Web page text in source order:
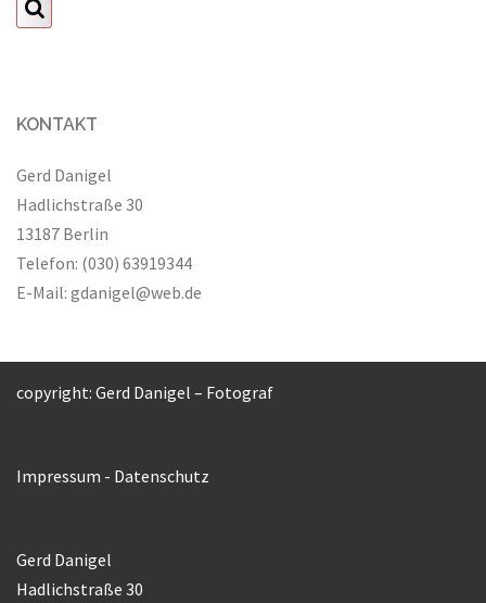
KONTAKT
Gerd Danigel
Hadlichstraße 30
13187 Berlin
Telefon: (030) 63919344
E-Mail: gdanigel@web.de
copyright: Gerd Danigel – Fotograf
Impressum - Datenschutz
Gerd Danigel
Hadlichstraße 30